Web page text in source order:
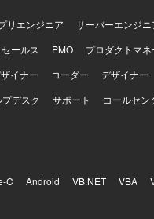
リエンジニア サーバーエンジニ
ールス PMO プロダクトマ
イナー コーダー デザイナー
デスク サポート コールセン
C Android VB.NET VBA